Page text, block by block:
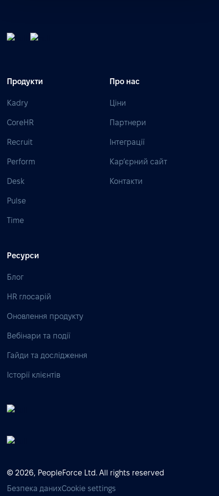
Продукти
Kadry
CoreHR
Recruit
Perform
Desk
Pulse
Time
Про нас
Ціни
Партнери
Інтеграції
Кар’єрний сайт
Контакти
Ресурси
Блог
HR глосарій
Оновлення продукту
Вебінари та події
Гайди та дослідження
Історії клієнтів
© 2026, PeopleForce Ltd. All rights reserved
Безпека данихCookie settings